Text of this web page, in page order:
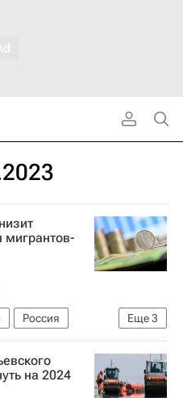
мигрантов-
Еще3
Россия
на 2024